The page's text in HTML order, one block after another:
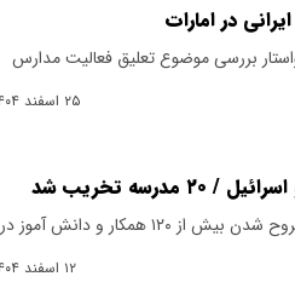
در امارات
بررسی موضوع تعلیق فعالیت مدارس
۲۵ اسفند ۱۴۰۴
وزیر آموزش و پرورش از شهادت ۱۶۸ دانش آموز و معلم و مجروح شدن بیش از ۱۲۰ همکار و دانش آموز در
۱۲ اسفند ۱۴۰۴